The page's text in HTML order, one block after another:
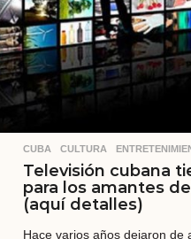
CUBA ,CULTURA ,
Televisión cubana
para los amantes
(aquí detalles)
Hace varios años dejaron de